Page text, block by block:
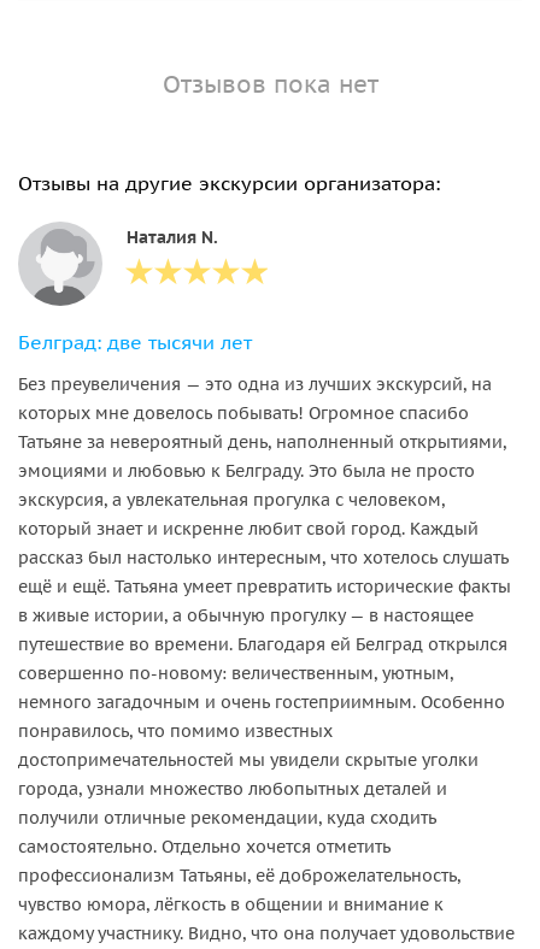
Отзывов пока нет
Отзывы на другие экскурсии организатора:
Наталия N.
Белград: две тысячи лет
Без преувеличения — это одна из лучших экскурсий, на
которых мне довелось побывать! Огромное спасибо
Татьяне за невероятный день, наполненный открытиями,
эмоциями и любовью к Белграду. Это была не просто
экскурсия, а увлекательная прогулка с человеком,
который знает и искренне любит свой город. Каждый
рассказ был настолько интересным, что хотелось слушать
ещё и ещё. Татьяна умеет превратить исторические факты
в живые истории, а обычную прогулку — в настоящее
путешествие во времени. Благодаря ей Белград открылся
совершенно по-новому: величественным, уютным,
немного загадочным и очень гостеприимным. Особенно
понравилось, что помимо известных
достопримечательностей мы увидели скрытые уголки
города, узнали множество любопытных деталей и
получили отличные рекомендации, куда сходить
самостоятельно. Отдельно хочется отметить
профессионализм Татьяны, её доброжелательность,
чувство юмора, лёгкость в общении и внимание к
каждому участнику. Видно, что она получает удовольствие